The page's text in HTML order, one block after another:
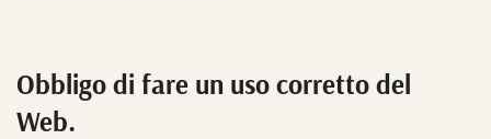
Obbligo di fare un uso corretto del
Web.